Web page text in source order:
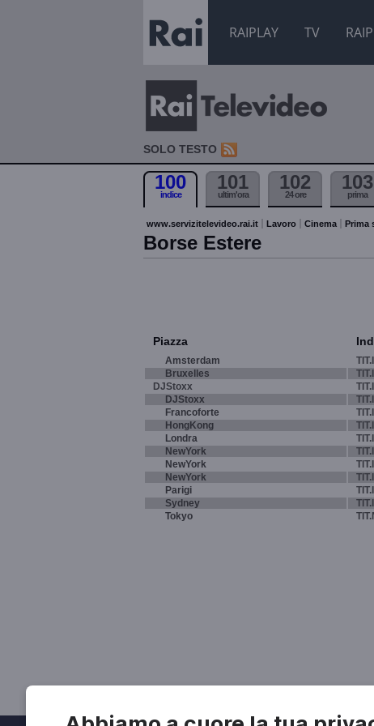
RAIPLAY TV
SOLO TESTO
100
indice
101
ultim'ora
102
24 ore
103
prima
www.servizitelevideo.rai.it Lavoro Cinema Prima
Borse Estere
Piazza
Amsterdam
Bruxelles
DJStoxx
DJStoxx
Francoforte
HongKong
Londra
NewYork
NewYork
NewYork
Parigi
Sydney
Tokyo